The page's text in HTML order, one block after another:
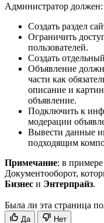
Администратор должен:
Создать раздел
Ограничить
пользователей.
Создать
Объявление
части как
описание и
объявление.
Подключить к
модерации
Вывести данные
подходящим
Примечание: в
Документооборот,
Бизнес и Энтерпрайз.
Была ли эта страница
Да Нет